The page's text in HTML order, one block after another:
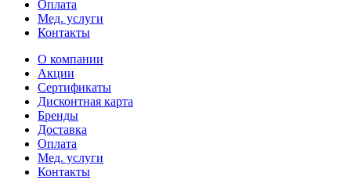
Оплата
Мед. услуги
Контакты
О компании
Акции
Сертификаты
Дисконтная карта
Бренды
Доставка
Оплата
Мед. услуги
Контакты